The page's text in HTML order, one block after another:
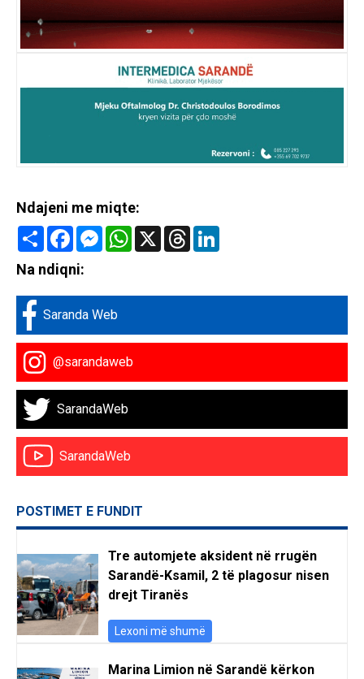
Ndajeni me miqte:
Share FacebookMessenger
WhatsApp
X Threads
Na ndiqni:
Saranda Web
@sarandaweb
SarandaWeb
SarandaWeb
POSTIMET E FUNDIT
Tre automjete aksident në rrugën
Sarandë-Ksamil, 2 të plagosur nisen
drejt Tiranës
Lexoni më shumë
Marina Limion në Sarandë kërkon